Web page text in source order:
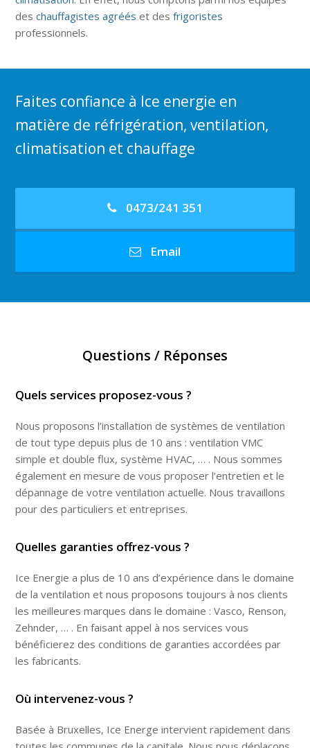
deschauffagistes agréés et desfrigoristes
professionnels.
Faites confiance à Ice energie en
matière de réfrigération, ventilation,
climatisation et chauffage
0473/241 351
Email
Questions / Réponses
Quels services proposez-vous ?
Nous proposons l’installation de systèmes de ventilation
de tout type depuis plus de 10 ans : ventilation VMC
simple et double flux, système HVAC, … . Nous sommes
également en mesure de vous proposer l’entretien et le
dépannage de votre ventilation actuelle. Nous travaillons
pour des particuliers et entreprises.
Quelles garanties offrez-vous ?
Ice Energie a plus de 10 ans d’expérience dans le domaine
de la ventilation et nous proposons toujours à nos clients
les meilleures marques dans le domaine : Vasco, Renson,
Zehnder, … . En faisant appel à nos services vous
bénéficierez des conditions de garanties accordées par
les fabricants.
Où intervenez-vous ?
Basée à Bruxelles, Ice Energe intervient rapidement dans